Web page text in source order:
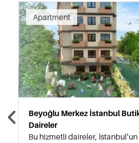
Apartment
Beyoğlu Merkez İstanbul Butik
Daireler
Bu hizmetli daireler,